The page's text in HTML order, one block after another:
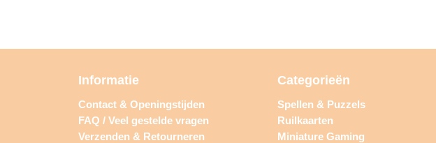
Informatie
Contact & Openingstijden
FAQ / Veel gestelde vragen
Verzenden & Retourneren
Categorieën
Spellen & Puzzels
Ruilkaarten
Miniature Gaming